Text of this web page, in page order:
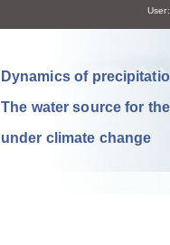
User:
Dynamics of
The water source for
under climate change